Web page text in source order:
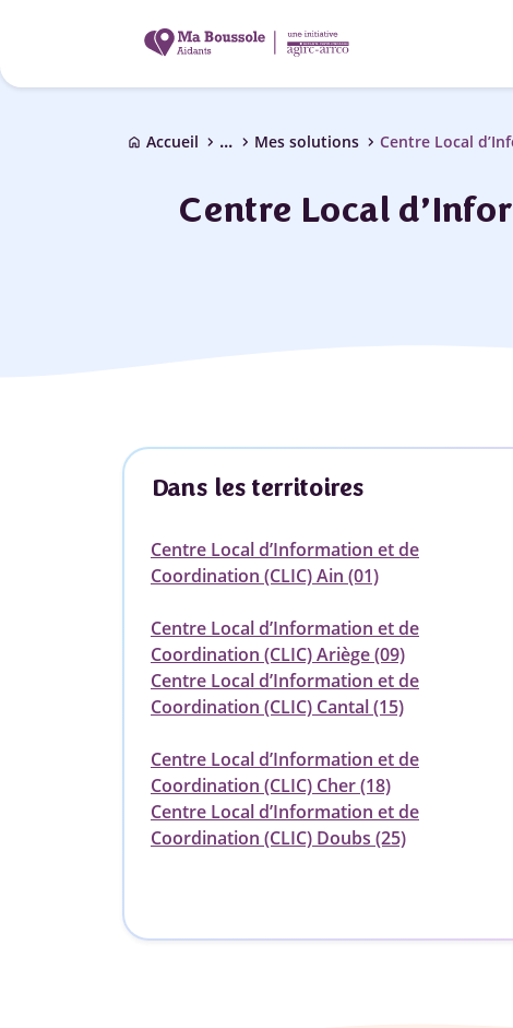
home Accueil chevron_right ... chevron_right Mes solutions chevron_right Centre Local
Centre Local
Dans les territoires
Centre Local d’Information et de
Coordination (CLIC) Ain (01)
Centre Local d’Information et de
Coordination (CLIC) Ariège (09)
Centre Local d’Information et de
Coordination (CLIC) Cantal (15)
Centre Local d’Information et de
Coordination (CLIC) Cher (18)
Centre Local d’Information et de
Coordination (CLIC) Doubs (25)